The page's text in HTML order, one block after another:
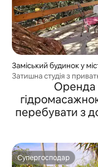
Заміський будинок у
Затишна студія з
Оренда
перебувати з
Супергосподар
Супергосподар